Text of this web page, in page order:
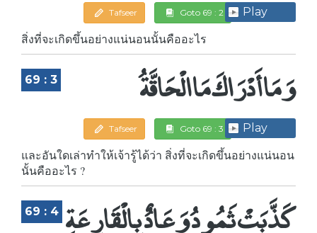
Tafseer Goto 69 : 2 Play
สิ่งที่จะเกิดขึ้นอย่างแน่นอนนั้นคืออะไร
69 : 3 وَمَا أَدْرَاكَ مَا الْحَاقَّةُ
Tafseer Goto 69 : 3 Play
และอันใดเล่าทำให้เจ้ารู้ได้ว่า สิ่งที่จะเกิดขึ้นอย่างแน่นอน
นั้นคืออะไร ?
69 : 4 كَذَّبَتْ ثَمُودُ وَعَادٌ بِالْقَارِعَةِ